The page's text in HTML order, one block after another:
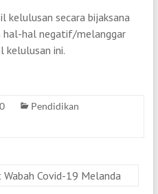
kelulusan secara bijaksana
hal-hal negatif/melanggar
kelulusan ini.
Pendidikan
Covid-19 Melanda